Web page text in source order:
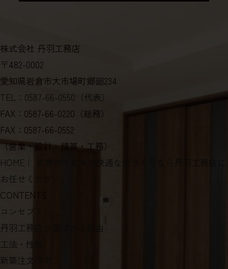
株式会社 丹羽工務店
〒482-0002
愛知県岩倉市大市場町郷廻234
TEL：0587-66-0550（代表）
FAX：0587-66-0220（総務）
FAX：0587-66-0552
（営業・設計・積算・工務）
HOME ｜ 岩倉市で丈夫で快適な家づくりなら丹羽工務店に
お任せください。
CONTENTS
コンセプト
丹羽工務店が選ばれる理由
工法・性能
新築注文住宅